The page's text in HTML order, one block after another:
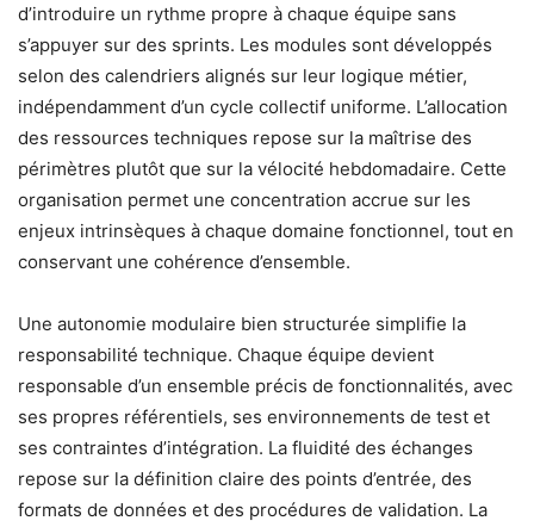
d’introduire un rythme propre à chaque équipe sans
s’appuyer sur des sprints. Les modules sont développés
selon des calendriers alignés sur leur logique métier,
indépendamment d’un cycle collectif uniforme. L’allocation
des ressources techniques repose sur la maîtrise des
périmètres plutôt que sur la vélocité hebdomadaire. Cette
organisation permet une concentration accrue sur les
enjeux intrinsèques à chaque domaine fonctionnel, tout en
conservant une cohérence d’ensemble.
Une autonomie modulaire bien structurée simplifie la
responsabilité technique. Chaque équipe devient
responsable d’un ensemble précis de fonctionnalités, avec
ses propres référentiels, ses environnements de test et
ses contraintes d’intégration. La fluidité des échanges
repose sur la définition claire des points d’entrée, des
formats de données et des procédures de validation. La